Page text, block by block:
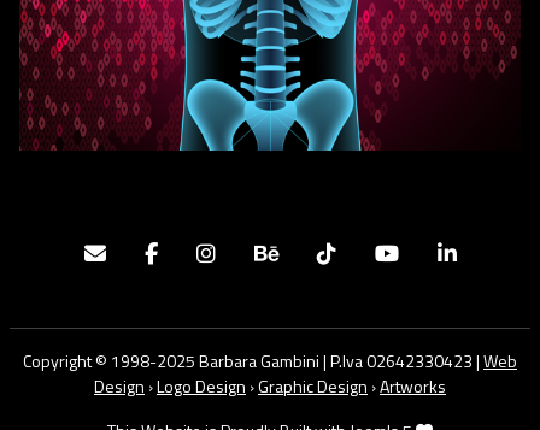
Copyright © 1998-2025 Barbara Gambini | P.Iva 02642330423 |Web
Design ›Logo Design ›Graphic Design ›Artworks